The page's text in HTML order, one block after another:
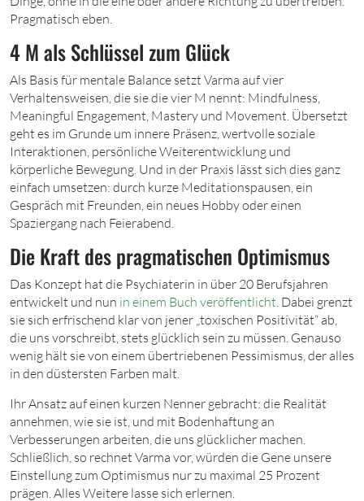
Pragmatisch eben.
4 M als Schlüssel zum Glück
Als Basis für mentale Balance setzt Varma auf vier
Verhaltensweisen, die sie die vier M nennt: Mindfulness,
Meaningful Engagement, Mastery und Movement. Übersetzt
geht es im Grunde um innere Präsenz, wertvolle soziale
Interaktionen, persönliche Weiterentwicklung und
körperliche Bewegung. Und in der Praxis lässt sich dies ganz
einfach umsetzen: durch kurze Meditationspausen, ein
Gespräch mit Freunden, ein neues Hobby oder einen
Spaziergang nach Feierabend.
Die Kraft des pragmatischen Optimismus
Das Konzept hat die Psychiaterin in über 20 Berufsjahren
entwickelt und nun in einem Buch veröffentlicht . Dabei grenzt
sie sich erfrischend klar von jener „toxischen Positivität“ ab,
die uns vorschreibt, stets glücklich sein zu müssen. Genauso
wenig hält sie von einem übertriebenen Pessimismus, der alles
in den düstersten Farben malt.
Ihr Ansatz auf einen kurzen Nenner gebracht: die Realität
annehmen, wie sie ist, und mit Bodenhaftung an
Verbesserungen arbeiten, die uns glücklicher machen.
Schließlich, so rechnet Varma vor, würden die Gene unsere
Einstellung zum Optimismus nur zu maximal 25 Prozent
prägen. Alles Weitere lasse sich erlernen.